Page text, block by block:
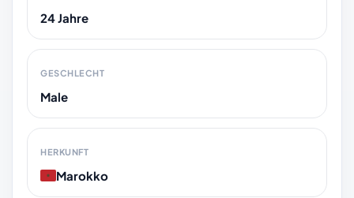
24 Jahre
GESCHLECHT
Male
HERKUNFT
Marokko